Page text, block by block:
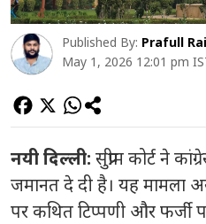
Published By: Prafull Rai
May 1, 2026 12:01 pm
नयी दिल्ली: सुप्रीम कोर्ट ने
जमानत दे दी है। यह मामला
पर कथित टिप्पणी और फर्जी